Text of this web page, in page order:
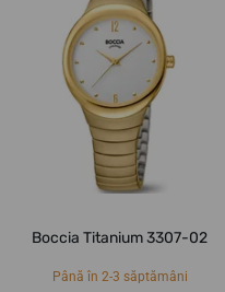
Boccia Titanium 3307-02
Până în 2-3 săptămâni